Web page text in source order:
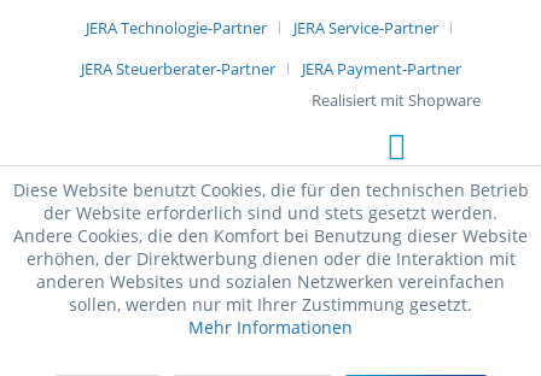
JERA Technologie-Partner
JERA Service-Partner
JERA Steuerberater-Partner
JERA Payment-Partner
Realisiert mit Shopware
Diese Website benutzt Cookies, die für den technischen Betrieb
der Website erforderlich sind und stets gesetzt werden.
Andere Cookies, die den Komfort bei Benutzung dieser Website
erhöhen, der Direktwerbung dienen oder die Interaktion mit
anderen Websites und sozialen Netzwerken vereinfachen
sollen, werden nur mit Ihrer Zustimmung gesetzt.
Mehr Informationen